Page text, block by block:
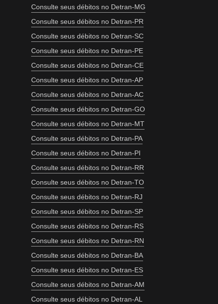
Consulte seus débitos no Detran-MG
Consulte seus débitos no Detran-PR
Consulte seus débitos no Detran-SC
Consulte seus débitos no Detran-PE
Consulte seus débitos no Detran-CE
Consulte seus débitos no Detran-AP
Consulte seus débitos no Detran-AC
Consulte seus débitos no Detran-GO
Consulte seus débitos no Detran-MT
Consulte seus débitos no Detran-PA
Consulte seus débitos no Detran-PI
Consulte seus débitos no Detran-RR
Consulte seus débitos no Detran-TO
Consulte seus débitos no Detran-RJ
Consulte seus débitos no Detran-SP
Consulte seus débitos no Detran-RS
Consulte seus débitos no Detran-RN
Consulte seus débitos no Detran-BA
Consulte seus débitos no Detran-ES
Consulte seus débitos no Detran-AM
Consulte seus débitos no Detran-AL